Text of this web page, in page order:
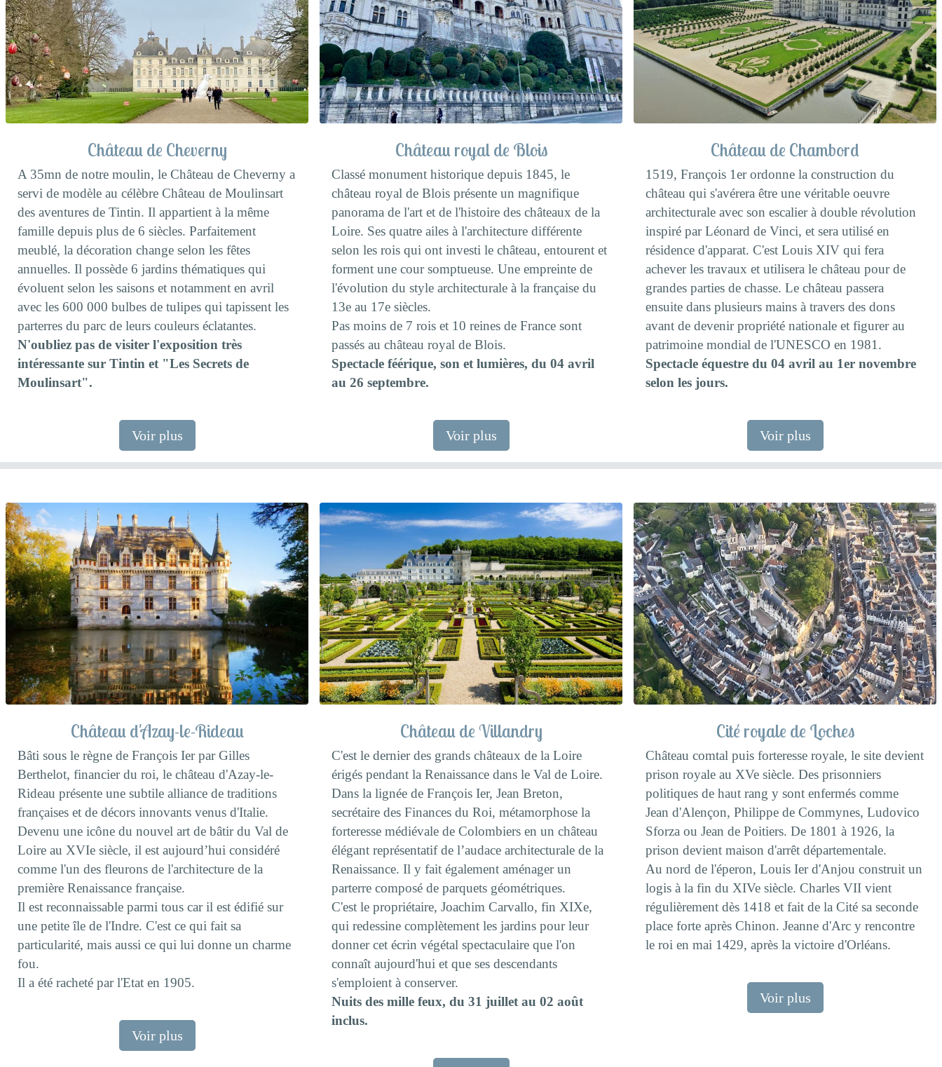
Château de Cheverny
A 35mn de notre moulin, le Château de Cheverny a
servi de modèle au célèbre Château de Moulinsart
des aventures de Tintin. Il appartient à la même
famille depuis plus de 6 siècles. Parfaitement
meublé, la décoration change selon les fêtes
annuelles. Il possède 6 jardins thématiques qui
évoluent selon les saisons et notamment en avril
avec les 600 000 bulbes de tulipes qui tapissent les
parterres du parc de leurs couleurs éclatantes.
N'oubliez pas de visiter l'exposition très
intéressante sur Tintin et "Les Secrets de
Moulinsart".
Voir plus
Château royal de Blois
Classé monument historique depuis 1845, le
château royal de Blois présente un magnifique
panorama de l'art et de l'histoire des châteaux de la
Loire. Ses quatre ailes à l'architecture différente
selon les rois qui ont investi le château, entourent et
forment une cour somptueuse. Une empreinte de
l'évolution du style architecturale à la française du
13e au 17e siècles.
Pas moins de 7 rois et 10 reines de France sont
passés au château royal de Blois.
Spectacle féérique, son et lumières, du 04 avril
au 26 septembre.
Voir plus
Château de Chambord
1519, François 1er ordonne la construction du
château qui s'avérera être une véritable oeuvre
architecturale avec son escalier à double révolution
inspiré par Léonard de Vinci, et sera utilisé en
résidence d'apparat. C'est Louis XIV qui fera
achever les travaux et utilisera le château pour de
grandes parties de chasse. Le château passera
ensuite dans plusieurs mains à travers des dons
avant de devenir propriété nationale et figurer au
patrimoine mondial de l'UNESCO en 1981.
Spectacle équestre du 04 avril au 1er novembre
selon les jours.
Voir plus
Château d'Azay-le-Rideau
Bâti sous le règne de François Ier par Gilles
Berthelot, financier du roi, le château d'Azay-le-
Rideau présente une subtile alliance de traditions
françaises et de décors innovants venus d'Italie.
Devenu une icône du nouvel art de bâtir du Val de
Loire au XVIe siècle, il est aujourd’hui considéré
comme l'un des fleurons de l'architecture de la
première Renaissance française.
Il est reconnaissable parmi tous car il est édifié sur
une petite île de l'Indre. C'est ce qui fait sa
particularité, mais aussi ce qui lui donne un charme
fou.
Il a été racheté par l'Etat en 1905.
Voir plus
Château de Villandry
C'est le dernier des grands châteaux de la Loire
érigés pendant la Renaissance dans le Val de Loire.
Dans la lignée de François Ier, Jean Breton,
secrétaire des Finances du Roi, métamorphose la
forteresse médiévale de Colombiers en un château
élégant représentatif de l’audace architecturale de la
Renaissance. Il y fait également aménager un
parterre composé de parquets géométriques.
C'est le propriétaire, Joachim Carvallo, fin XIXe,
qui redessine complètement les jardins pour leur
donner cet écrin végétal spectaculaire que l'on
connaît aujourd'hui et que ses descendants
s'emploient à conserver.
Nuits des mille feux, du 31 juillet au 02 août
inclus.
Cité royale de Loches
Château comtal puis forteresse royale, le site devient
prison royale au XVe siècle. Des prisonniers
politiques de haut rang y sont enfermés comme
Jean d'Alençon, Philippe de Commynes, Ludovico
Sforza ou Jean de Poitiers. De 1801 à 1926, la
prison devient maison d'arrêt départementale.
Au nord de l'éperon, Louis Ier d'Anjou construit un
logis à la fin du XIVe siècle. Charles VII vient
régulièrement dès 1418 et fait de la Cité sa seconde
place forte après Chinon. Jeanne d'Arc y rencontre
le roi en mai 1429, après la victoire d'Orléans.
Voir plus